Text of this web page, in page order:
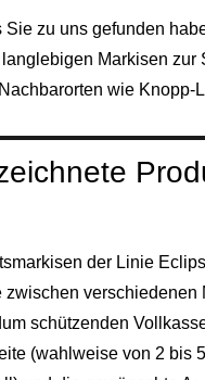
Sie zu uns gefunden
Markisen zur
wie
der Linie
zwischen
schützenden
(wahlweise von 2 bis